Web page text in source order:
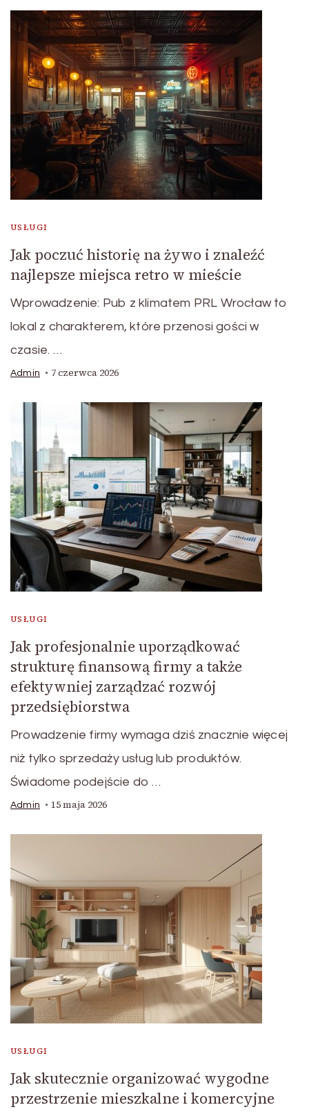
USŁUGI
Jak poczuć historię na żywo i znaleźć
najlepsze miejsca retro w mieście
Wprowadzenie: Pub z klimatem PRL Wrocław to
lokal z charakterem, które przenosi gości w
czasie. …
Admin 7 czerwca 2026
USŁUGI
Jak profesjonalnie uporządkować
strukturę finansową firmy a także
efektywniej zarządzać rozwój
przedsiębiorstwa
Prowadzenie firmy wymaga dziś znacznie więcej
niż tylko sprzedaży usług lub produktów.
Świadome podejście do …
Admin 15 maja 2026
USŁUGI
Jak skutecznie organizować wygodne
przestrzenie mieszkalne i komercyjne